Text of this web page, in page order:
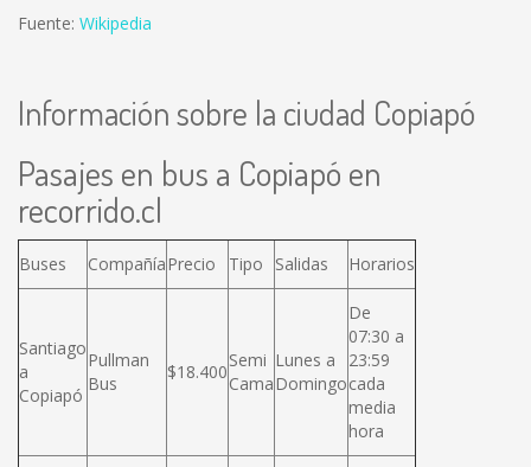
Fuente: Wikipedia
Información sobre la ciudad Copiapó
Pasajes en bus a Copiapó en
recorrido.cl
Buses CompañíaPrecio Tipo Salidas Horarios
Santiago
a
Copiapó
Pullman
Bus
$18.400
Semi
Cama
Lunes a
Domingo
De
07:30 a
23:59
cada
media
hora